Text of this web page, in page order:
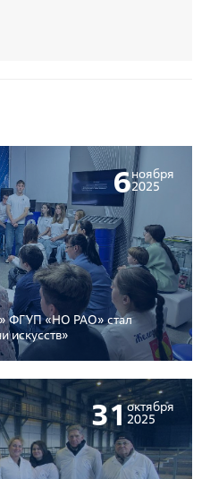
6ноября
2025
ФГУП «НО РАО» стал
искусств»
31октября
2025